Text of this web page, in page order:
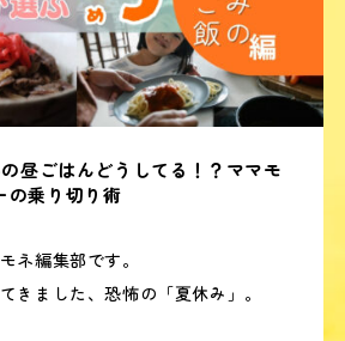
昼ごはんどうしてる！？ママモ
の乗り切り術
ネ編集部です。
きました、恐怖の「夏休み」。